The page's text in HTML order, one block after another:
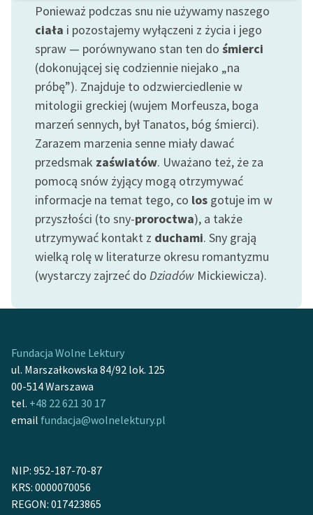
niepełnosprawnościami
E-kolekcja lektur
szkolnych i literatury do
słuchania dla uczennic i
uczniów z
niepełnosprawnościami
Feministyczne inspiracje.
Popularyzacja
skandynawskiej literatury
feministycznej
Ręce pełne poezji
Kolekcje edukacyjne
twórców przechodzących
do domeny publicznej,
Starego Testamentu
Szkoła Poezji Wolnych
Lektur
O nas
O projekcie
Zespół
Ponieważ podczas snu nie używamy naszego
ciała i pozostajemy wyłączeni z życia i jego
spraw — porównywano stan ten do śmierci
(dokonującej się codziennie niejako „na
próbę”). Znajduje to odzwierciedlenie w
mitologii greckiej (wujem Morfeusza, boga
marzeń sennych, był Tanatos, bóg śmierci).
Zarazem marzenia senne miały dawać
przedsmak zaświatów. Uważano też, że za
pomocą snów żyjący mogą otrzymywać
informacje na temat tego, co los gotuje im w
przyszłości (to sny-proroctwa), a także
utrzymywać kontakt z duchami. Sny grają
wielką rolę w literaturze okresu romantyzmu
(wystarczy zajrzeć do Dziadów Mickiewicza).
Fundacja Wolne Lektury
ul. Marszałkowska 84/92 lok. 125
00-514 Warszawa
tel. +48 22 621 30 17
email fundacja@wolnelektury.pl
NIP: 952-187-70-87
KRS: 0000070056
REGON: 017423865